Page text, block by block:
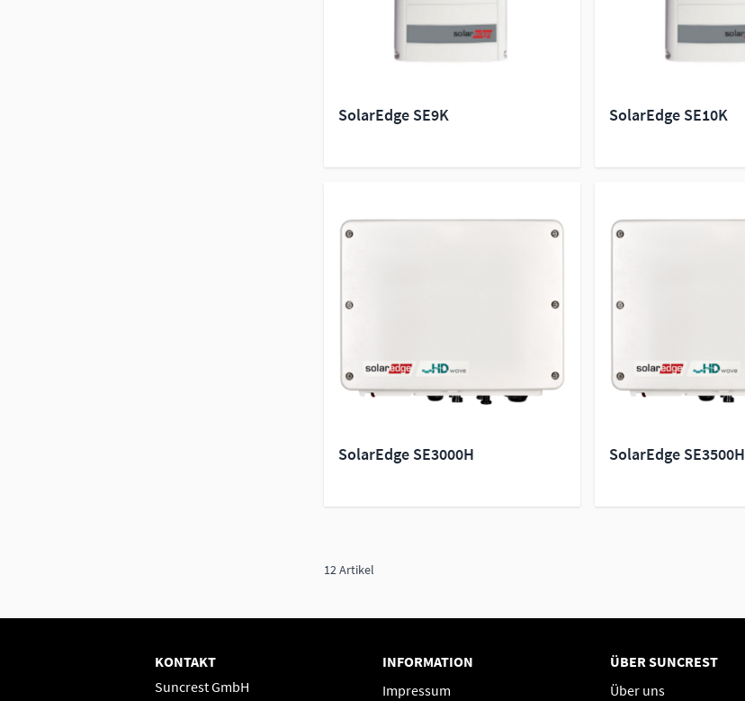
SolarEdge SE9K SolarEdge SE10K
SolarEdge SE3000H SolarEdge SE3500H
12Artikel
KONTAKT
Suncrest GmbH
INFORMATION
Impressum
ÜBER SUNCREST
Über uns